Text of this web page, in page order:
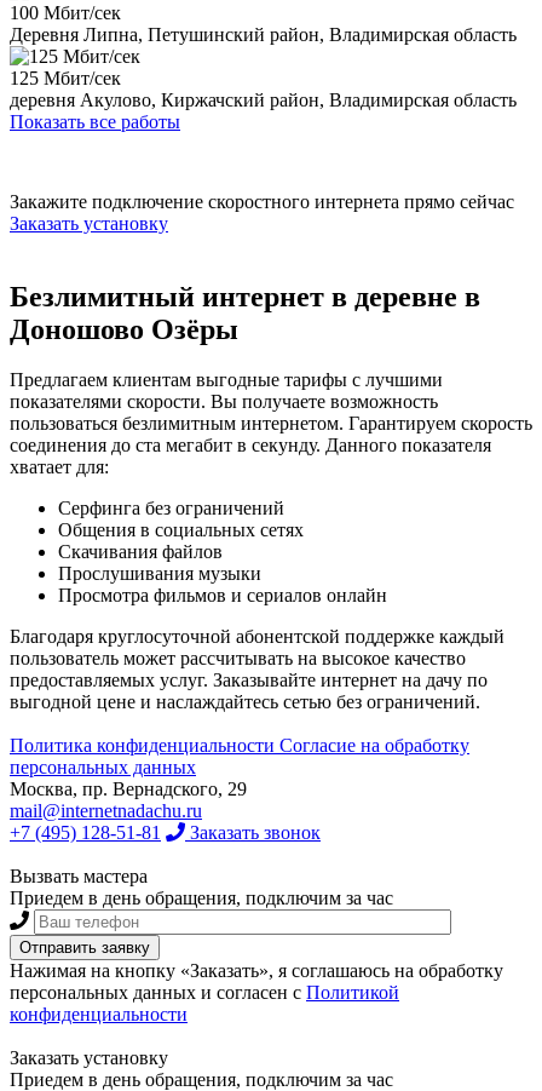
100 Мбит/сек
Деревня Липна, Петушинский район, Владимирская область
125 Мбит/сек
деревня Акулово, Киржачский район, Владимирская область
Показать все работы
Закажите подключение скоростного интернета прямо сейчас
Заказать установку
Безлимитный интернет в деревне в
Доношово Озёры
Предлагаем клиентам выгодные тарифы с лучшими
показателями скорости. Вы получаете возможность
пользоваться безлимитным интернетом. Гарантируем скорость
соединения до ста мегабит в секунду. Данного показателя
хватает для:
Серфинга без ограничений
Общения в социальных сетях
Скачивания файлов
Прослушивания музыки
Просмотра фильмов и сериалов онлайн
Благодаря круглосуточной абонентской поддержке каждый
пользователь может рассчитывать на высокое качество
предоставляемых услуг. Заказывайте интернет на дачу по
выгодной цене и наслаждайтесь сетью без ограничений.
Политика конфиденциальности Согласие на обработку
персональных данных
Москва, пр. Вернадского, 29
mail@internetnadachu.ru
+7 (495) 128-51-81
Заказать звонок
Вызвать мастера
Приедем в день обращения, подключим за час
Нажимая на кнопку «Заказать», я соглашаюсь на обработку
персональных данных и согласен с Политикой
конфиденциальности
Заказать установку
Приедем в день обращения, подключим за час